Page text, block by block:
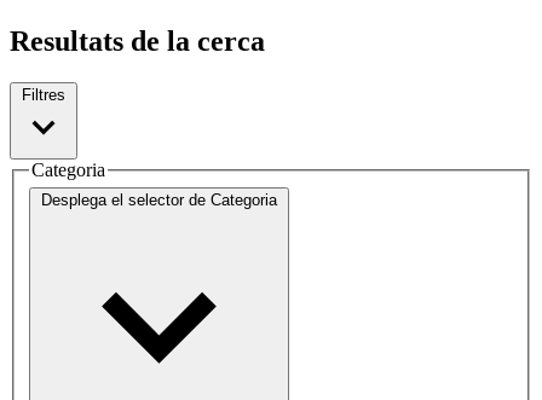
Resultats de la cerca
Filtres
Categoria
Desplega el selector de Categoria